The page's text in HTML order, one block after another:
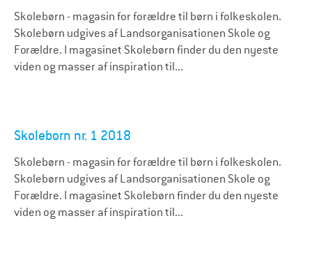
Skolebørn - magasin for forældre til børn i folkeskolen.
Skolebørn udgives af Landsorganisationen Skole og
Forældre. I magasinet Skolebørn finder du den nyeste
viden og masser af inspiration til...
Skolebørn nr. 1 2018
Skolebørn - magasin for forældre til børn i folkeskolen.
Skolebørn udgives af Landsorganisationen Skole og
Forældre. I magasinet Skolebørn finder du den nyeste
viden og masser af inspiration til...